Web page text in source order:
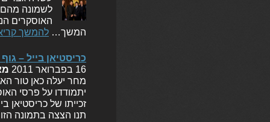
לשמונה מהם
האוסקרים
המשך… להמשך
כריסטיאן בייל –
16 בפברואר 2011
מחר יעלה כאן טור
יתמודדו על פרסי
זכייתו של
תנו הצצה בתמונה